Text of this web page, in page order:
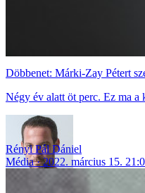
Döbbenet: Márki-Zay Pétert
Négy év alatt öt perc. Ez ma a
Rényi Pál Dániel
Média
2022. március 15.